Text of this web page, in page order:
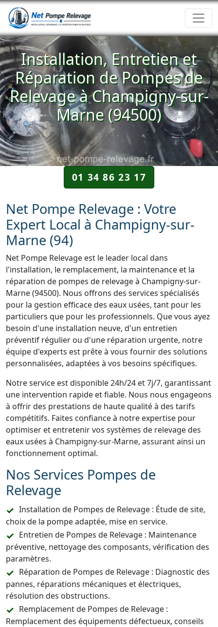
Installation, Entretien et
Réparation de Pompes de
Relevage à Champigny-sur-
Marne (94500)
01 34 86 23 17
Net Pompe Relevage : Votre
Expert Local à Champigny-sur-
Marne (94)
Net Pompe Relevage est le leader local dans
l'installation, le remplacement, la maintenance et la
réparation de pompes de relevage à Champigny-sur-
Marne (94500). Nous offrons des services spécialisés
pour la gestion efficace des eaux usées, tant pour les
particuliers que pour les professionnels. Que vous ayez
besoin d'une installation neuve, d'un entretien
préventif régulier ou d'une réparation urgente, notre
équipe d'experts est prête à vous fournir des solutions
personnalisées, adaptées à vos besoins spécifiques.
Notre service est disponible 24h/24 et 7j/7, garantissant
une intervention rapide et fiable. Nous nous engageons
à offrir des prestations de haute qualité à des tarifs
compétitifs. Faites confiance à notre expertise pour
optimiser et entretenir vos systèmes de relevage des
eaux usées à Champigny-sur-Marne, assurant ainsi un
fonctionnement optimal.
Nos Services Pompes de
Relevage
Installation de Pompes de Relevage : Étude de site,
choix de la pompe adaptée, mise en service.
Entretien de Pompes de Relevage : Maintenance
préventive, nettoyage des composants, vérification des
paramètres.
Réparation de Pompes de Relevage : Diagnostic des
pannes, réparations mécaniques et électriques,
résolution des obstructions.
Remplacement de Pompes de Relevage :
Remplacement des équipements défectueux, conseils